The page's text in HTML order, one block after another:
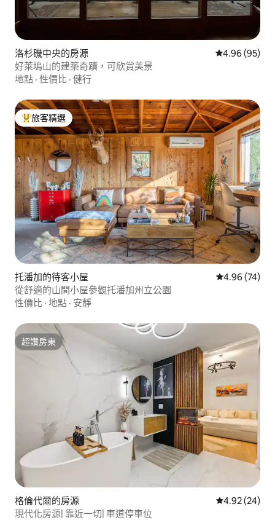
洛杉磯中央的房源 從 95 則評價
4.96 (95)
好萊塢山的建築奇蹟，可欣賞美景
地點 · 性價比 · 健行
旅客精選榜首
旅客精選
托潘加的待客小屋 從 74 則評價
4.96 (74)
從舒適的山間小屋參觀托潘加州立公園
性價比 · 地點 · 安靜
超讚房東
超讚房東
格倫代爾的房源 從 24 則評價
4.92 (24)
現代化房源| 靠近一切| 車道停車位